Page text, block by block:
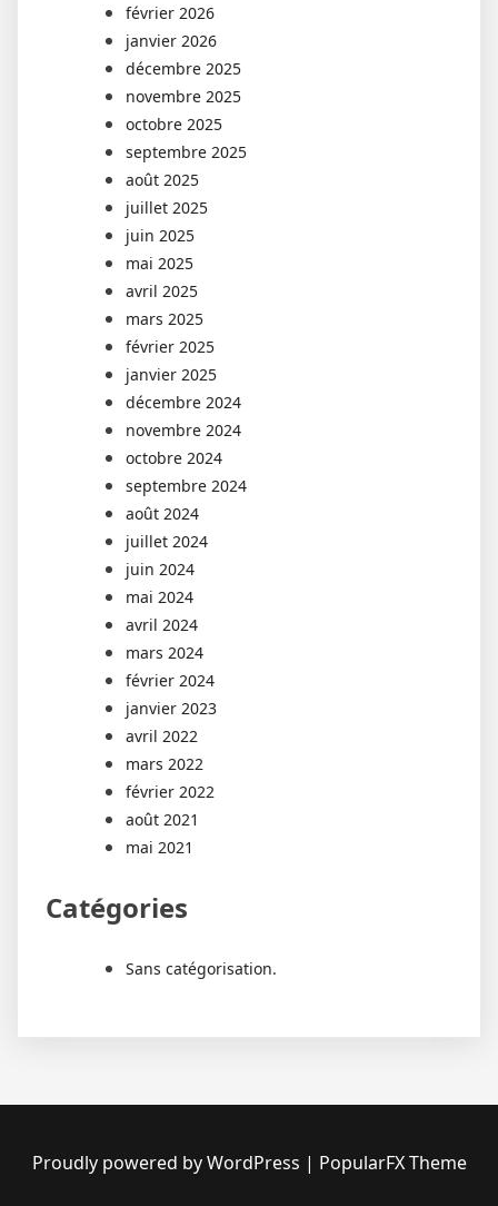
février 2026
janvier 2026
décembre 2025
novembre 2025
octobre 2025
septembre 2025
août 2025
juillet 2025
juin 2025
mai 2025
avril 2025
mars 2025
février 2025
janvier 2025
décembre 2024
novembre 2024
octobre 2024
septembre 2024
août 2024
juillet 2024
juin 2024
mai 2024
avril 2024
mars 2024
février 2024
janvier 2023
avril 2022
mars 2022
février 2022
août 2021
mai 2021
Catégories
Sans catégorisation.
Proudly powered by WordPress | PopularFX Theme